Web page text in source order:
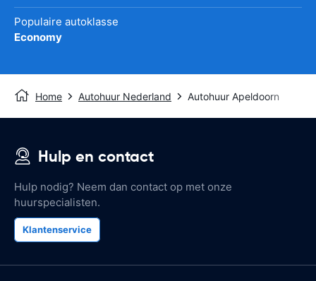
Populaire autoklasse
Economy
Home Autohuur Nederland Autohuur Apeldoorn
Hulp en contact
Hulp nodig? Neem dan contact op met onze
huurspecialisten.
Klantenservice